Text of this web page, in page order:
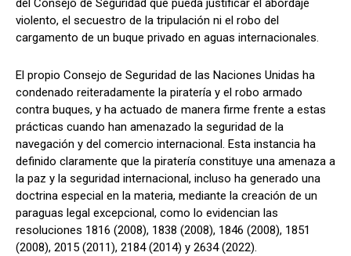
del Consejo de Seguridad que pueda justificar el abordaje
violento, el secuestro de la tripulación ni el robo del
cargamento de un buque privado en aguas internacionales.
El propio Consejo de Seguridad de las Naciones Unidas ha
condenado reiteradamente la piratería y el robo armado
contra buques, y ha actuado de manera firme frente a estas
prácticas cuando han amenazado la seguridad de la
navegación y del comercio internacional. Esta instancia ha
definido claramente que la piratería constituye una amenaza a
la paz y la seguridad internacional, incluso ha generado una
doctrina especial en la materia, mediante la creación de un
paraguas legal excepcional, como lo evidencian las
resoluciones 1816 (2008), 1838 (2008), 1846 (2008), 1851
(2008), 2015 (2011), 2184 (2014) y 2634 (2022).